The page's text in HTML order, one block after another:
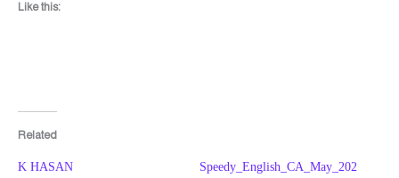
Like this:
Related
K HASAN
Speedy_English_CA_May_202